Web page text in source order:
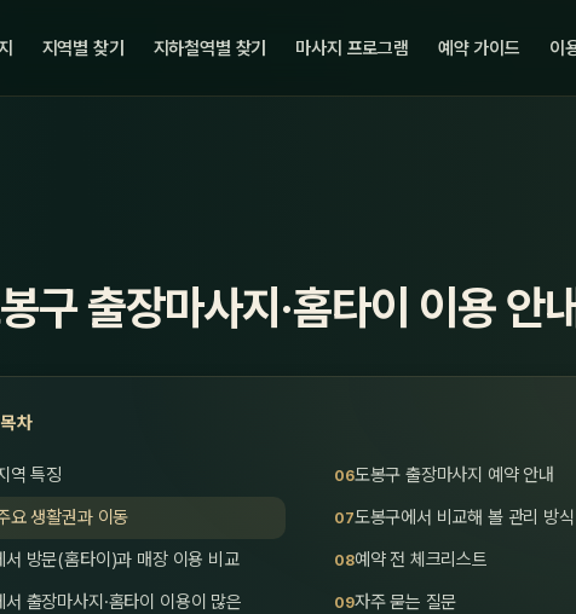
지역별 찾기 지하철역별 찾기 마사지 프로그램 예약 가이드 이
구 출장마사지·홈타이 이용 안
차
역 특징
요 생활권과 이동
서 방문(홈타이)과 매장 이용 비교
서 출장마사지·홈타이 이용이 많은
도봉구 출장마사지 예약 안내
도봉구에서 비교해 볼 관리 방식
예약 전 체크리스트
자주 묻는 질문